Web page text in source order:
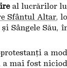
al lucrărilor
Sfântul Altar,
Sângele Său,
a
a mai fost